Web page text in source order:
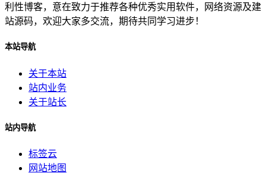
利性博客，意在致力于推荐各种优秀实用软件，网络资源及建
站源码，欢迎大家多交流，期待共同学习进步！
本站导航
关于本站
站内业务
关于站长
站内导航
标签云
网站地图